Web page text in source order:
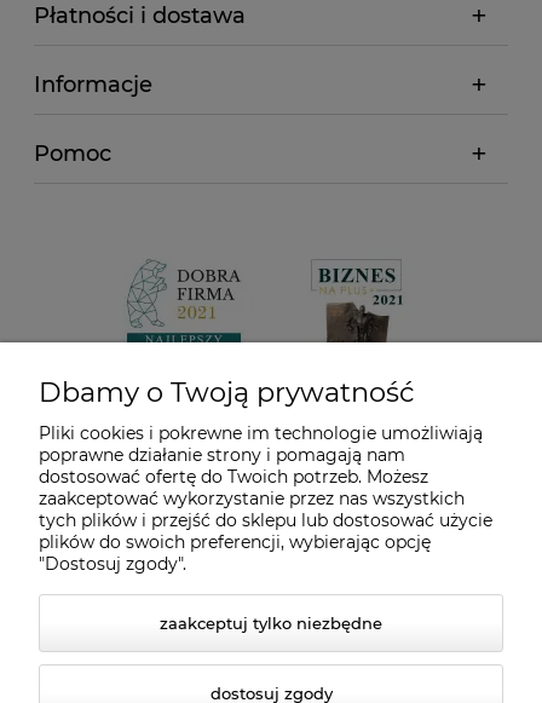
Płatności i dostawa
Informacje
Pomoc
Dbamy o Twoją prywatność
Pliki cookies i pokrewne im technologie umożliwiają
poprawne działanie strony i pomagają nam
dostosować ofertę do Twoich potrzeb. Możesz
zaakceptować wykorzystanie przez nas wszystkich
tych plików i przejść do sklepu lub dostosować użycie
plików do swoich preferencji, wybierając opcję
"Dostosuj zgody".
zaakceptuj tylko niezbędne
dostosuj zgody